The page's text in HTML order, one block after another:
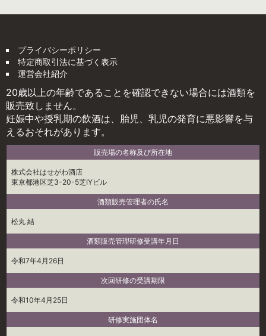
プライバシーポリシー
特定商取引法に基づく表示
運営会社紹介
20歳以上の年齢であることを確認できない場合には酒類を
販売致しません。
妊娠中や授乳期の飲酒は、胎児、乳児の発育に悪影響を与
えるおそれがあります。
販売場の名称及び所在地
株式会社はせがわ酒店
東京都港区芝3-20-5芝IYビル
酒類販売管理者の氏名
松丸 結
酒類販売管理研修受講年月日
令和7年4月26日
次回研修の受講期限
令和10年4月25日
研修実施団体名